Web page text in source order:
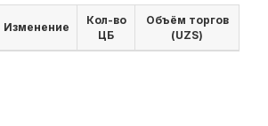
Изменение
Кол-во
ЦБ
Объём торгов
(UZS)